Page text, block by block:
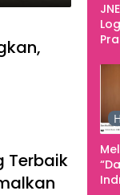
Terbaik